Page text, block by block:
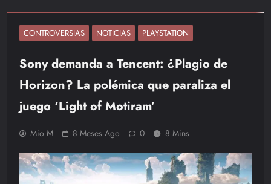
los
–
Nintendo,
Playstac
CONTROVERSIAS NOTICIAS PLAYSTATION
Sony demanda a Tencent: ¿Plagio de
Horizon? La polémica que paraliza el
juego ‘Light of Motiram’
Mio M 8 Meses Ago 0 8 Mins